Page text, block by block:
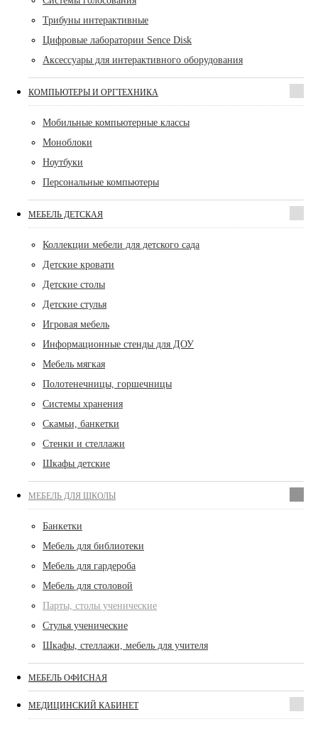
Трибуны интерактивные
Цифровые лаборатории Sence Disk
Аксессуары для интерактивного оборудования
КОМПЬЮТЕРЫ И ОРГТЕХНИКА
Мобильные компьютерные классы
Моноблоки
Ноутбуки
Персональные компьютеры
МЕБЕЛЬ ДЕТСКАЯ
Коллекции мебели для детского сада
Детские кровати
Детские столы
Детские стулья
Игровая мебель
Информационные стенды для ДОУ
Мебель мягкая
Полотенечницы, горшечницы
Системы хранения
Скамьи, банкетки
Стенки и стеллажи
Шкафы детские
МЕБЕЛЬ ДЛЯ ШКОЛЫ
Банкетки
Мебель для библиотеки
Мебель для гардероба
Мебель для столовой
Парты, столы ученические
Стулья ученические
Шкафы, стеллажи, мебель для учителя
МЕБЕЛЬ ОФИСНАЯ
МЕДИЦИНСКИЙ КАБИНЕТ